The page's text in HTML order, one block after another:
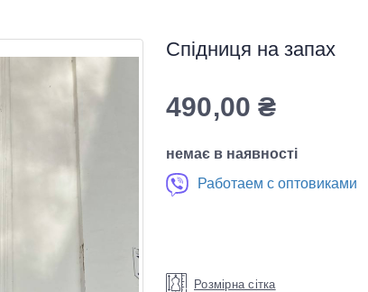
Спідниця на запах
490,00₴
немає в наявності
Работаем с оптовиками
Розмірна сітка